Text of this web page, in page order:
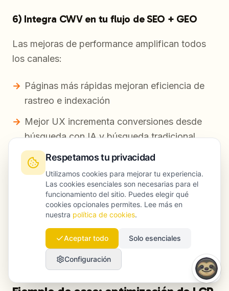
6) Integra CWV en tu flujo de SEO + GEO
Las mejoras de performance amplifican todos
los canales:
Páginas más rápidas mejoran eficiencia de
rastreo e indexación
Mejor UX incrementa conversiones desde
búsqueda con IA y búsqueda tradicional
Páginas que rinden bien se posicionan mejor
como “mejor respuesta + mejor experiencia”
Launchmind puede operativizarlo con SEO
(priorización, auditoría y apoyo a
ejecución) yGEO optimization
en IA + recorridos de clic y conversión).
Respetamos tu privacidad
Utilizamos cookies para mejorar tu experiencia.
Las cookies esenciales son necesarias para el
funcionamiento del sitio. Puedes elegir qué
cookies opcionales permites. Lee más en
nuestra política de cookies.
Aceptar todo Solo esenciales
Configuración